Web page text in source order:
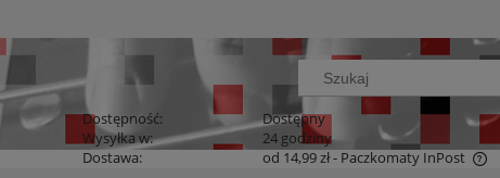
Dostępność:
Dostępny
Wysyłka w:
24 godziny
Dostawa:
od 14,99 zł- Paczkomaty InPost